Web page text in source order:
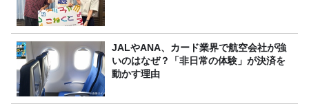
JALやANA、カード業界で航空会社が強
いのはなぜ？「非日常の体験」が決済を
動かす理由